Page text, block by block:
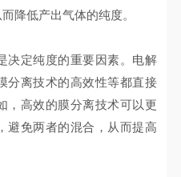
降低产出气体的纯度。
定纯度的重要因素。电解
分离技术的高效性等都直接
，高效的膜分离技术可以更
避免两者的混合，从而提高